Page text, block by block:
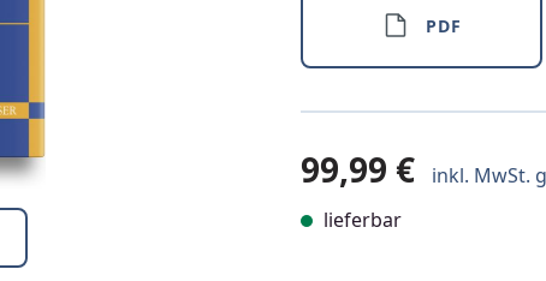
PDF
99,99 € inkl. MwSt.
lieferbar